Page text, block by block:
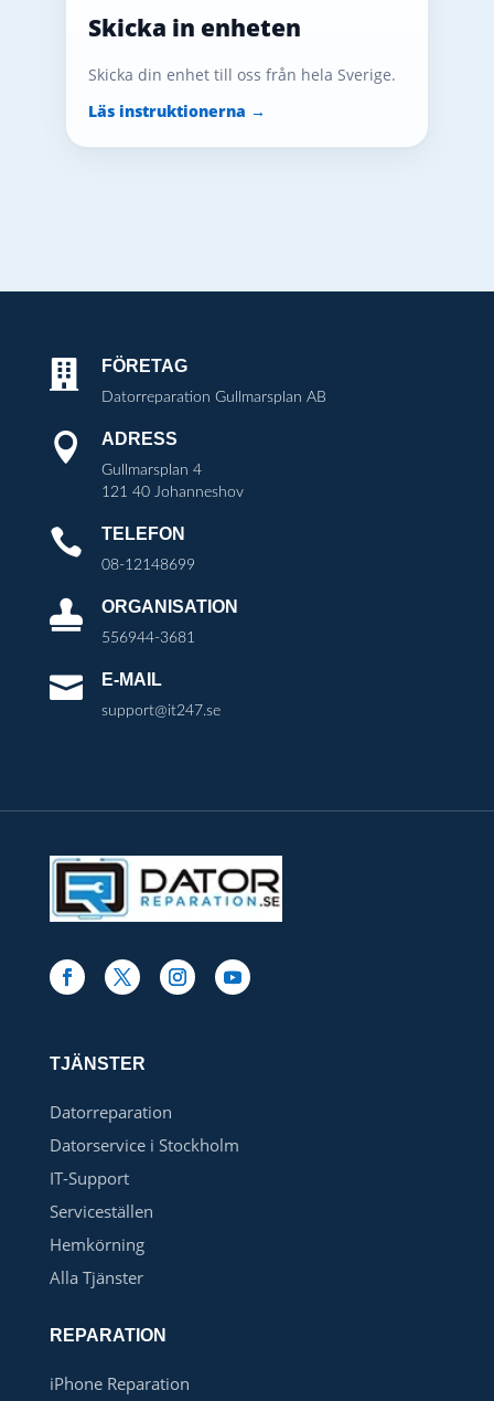
Skicka in enheten
Skicka din enhet till oss från hela Sverige.
Läs instruktionerna →
 FÖRETAG
Datorreparation Gullmarsplan AB
 ADRESS
Gullmarsplan 4
121 40 Johanneshov
 TELEFON
08-12148699
 ORGANISATION
556944-3681
 E-MAIL
support@it247.se
TJÄNSTER
Datorreparation
Datorservice i Stockholm
IT-Support
Serviceställen
Hemkörning
Alla Tjänster
REPARATION
iPhone Reparation